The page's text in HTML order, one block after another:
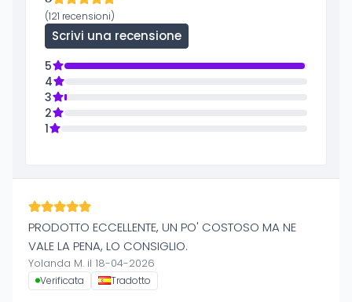
(121 recensioni)
Scrivi una recensione
5
4
3
2
1
PRODOTTO ECCELLENTE, UN PO' COSTOSO MA NE
VALE LA PENA, LO CONSIGLIO.
Yolanda M. il 18-04-2026
Verificata Tradotto